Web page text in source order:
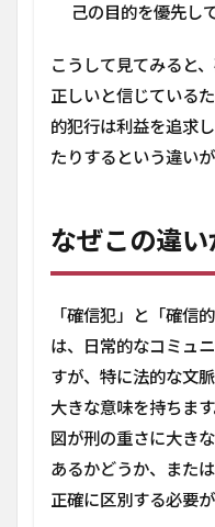
己の目的を優先し
こうして見てみると
正しいと信じている
的犯行は利益を追求
たりするという違い
なぜこの違
「確信犯」と「確信
は、日常的なコミュ
すが、特に法的な文
大きな意味を持ちま
図が刑の重さに大き
あるかどうか、また
正確に区別する必要が